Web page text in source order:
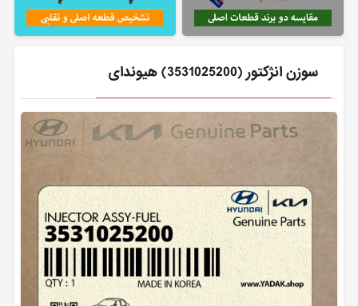
سوزن انژكتور (3531025200) هیوندای